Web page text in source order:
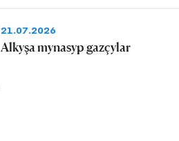
21.07.2026
Alkyşa mynasyp gazçylar